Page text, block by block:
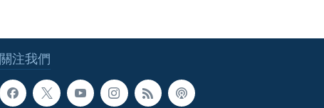
關注我們